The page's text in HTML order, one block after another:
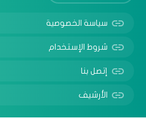
سياسة الخصوصية
شروط الإستخدام
إتصل بنا
الأرشيف